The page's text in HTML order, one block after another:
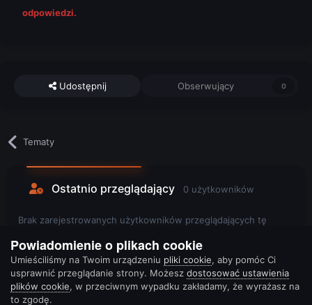
odpowiedzi.
Udostępnij Obserwujący 0
Tematy
Ostatnio przeglądający 0 użytkowników
Brak zarejestrowanych użytkowników przeglądających tę
Powiadomienie o plikach cookie
Umieściliśmy na Twoim urządzeniu pliki cookie, aby pomóc Ci
usprawnić przeglądanie strony. Możesz dostosować ustawienia
plików cookie, w przeciwnym wypadku zakładamy, że wyrażasz na
to zgodę.